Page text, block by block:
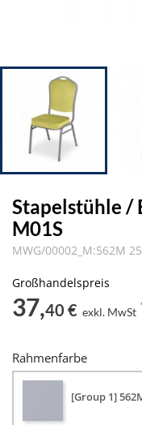
Stapelstühle /
M01S
MWG/00002_M:562M
Großhandelspreis
37,40 € exkl. MwSt
Rahmenfarbe
[Group 1]